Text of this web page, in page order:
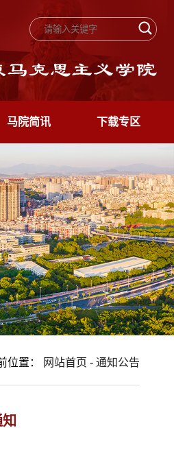
马院简讯 下载专区
位置： 网站首页 - 通知公告